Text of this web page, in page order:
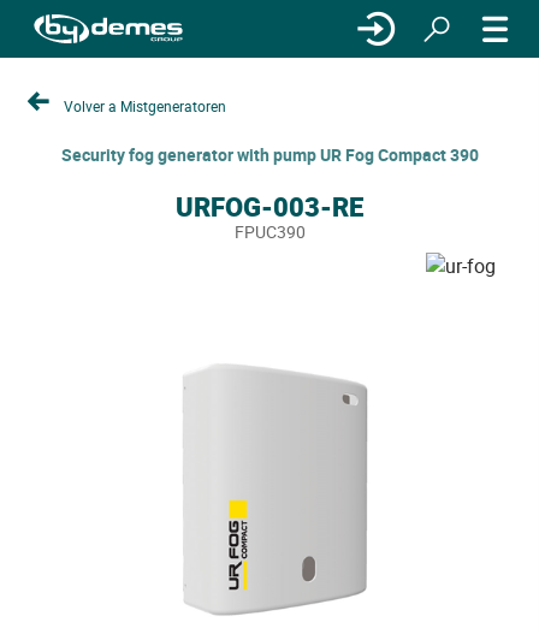
Volver a Mistgeneratoren
Security fog generator with pump UR Fog Compact 390
URFOG-003-RE
FPUC390